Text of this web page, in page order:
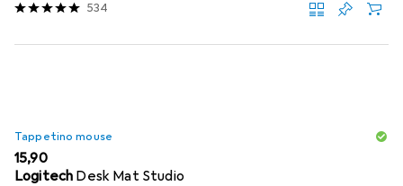
534
Tappetino mouse
EUR
15,90
Logitech Desk Mat Studio